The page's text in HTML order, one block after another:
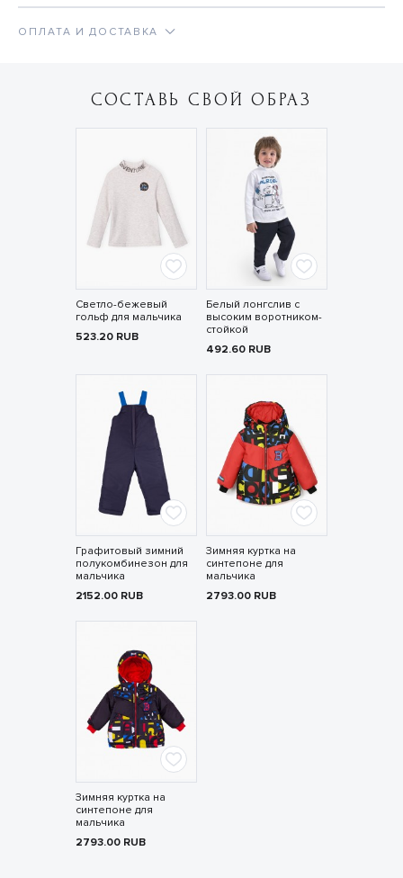
ОПЛАТА И ДОСТАВКА
СОСТАВЬ СВОЙ ОБРАЗ
Светло-бежевый
гольф для мальчика
523.20 RUB
Белый лонгслив с
высоким воротником-
стойкой
492.60 RUB
Графитовый зимний
полукомбинезон для
мальчика
2152.00 RUB
Зимняя куртка на
синтепоне для
мальчика
2793.00 RUB
Зимняя куртка на
синтепоне для
мальчика
2793.00 RUB